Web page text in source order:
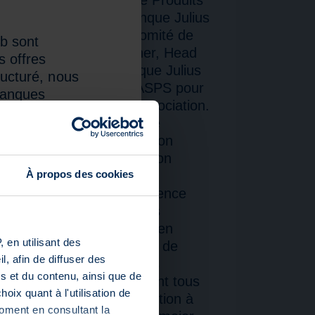
À propos des cookies
en utilisant des
afin de diffuser des
et du contenu, ainsi que de
quant à l'utilisation de
en consultant la
de la Banque Julius
Topatigh au Comité de
Philipp Rickenbacher, Head
auprès de la Banque Julius
par le Comité de l’ASPS pour
de direction de l’association.
en juillet du comité de
après avoir quitté son
de Zurich. Grâce à son
affaires de produits
dispose d’une expérience
il s’engage depuis
travail de l’association, en
Julius Baer. «Au sein de
le marché des
clients et en impliquant tous
fournir ma contribution à
sont
offres
nous
sur la